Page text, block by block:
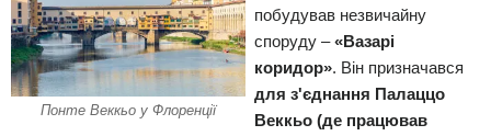
Понте Веккьо у Флоренції
побудував незвичайну
споруду –«Вазарі
коридор». Він призначався
для з'єднання Палаццо
Веккьо (де працював